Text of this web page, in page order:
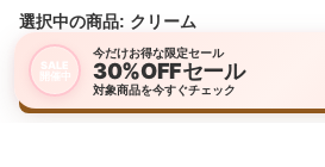
SALE
開催中
今だけお得な限定セール
30%OFFセール
対象商品を今すぐチェック
選択中の商品: クリーム
購入画面に進む